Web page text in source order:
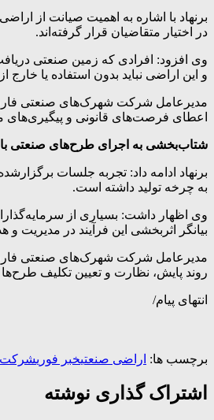
برنهاد با اشاره به اهمیت صیانت از
در اختیار متقاضیان قرار گرفته‌اند.
وی افزود: افرادی که زمین صنعتی
و این اراضی نباید بدون استفاده یا خارج
مدیرعامل شرکت شهرک‌های صنعتی
اعطای فرصت‌های قانونی و پیگیری‌های
شتاب‌بخشی به اجرای طرح‌های صنعتی با
برنهاد ادامه داد: تجربه جلسات
به چرخه تولید داشته است.
وی اظهار داشت: بسیاری از
بیانگر اثربخشی این فرآیند در
مدیرعامل شرکت شهرک‌های صنعتی فارس
روند پایش، نظارت و تعیین تکلیف
انتهای پیام/
برچسب ها: اراضی صنعتیخبر فوریشرکت
اشتراک گذاری نوشته